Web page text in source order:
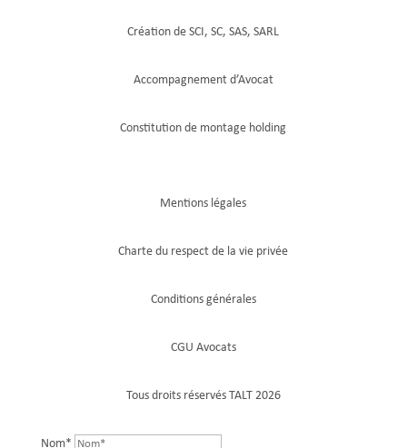
Création de SCI, SC, SAS, SARL
Accompagnement d’Avocat
Constitution de montage holding
Mentions légales
Charte du respect de la vie privée
Conditions générales
CGU Avocats
Tous droits réservés TALT 2026
Nom*